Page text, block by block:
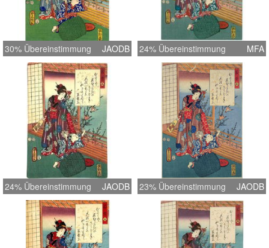
30% Übereinstimmung JAODB 24% Übereinstimmung MFA
24% Übereinstimmung JAODB 23% Übereinstimmung JAODB